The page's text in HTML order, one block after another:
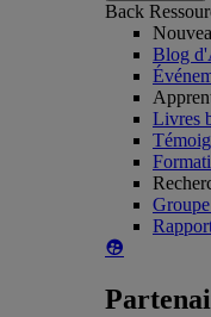
Back
Blog
Livres